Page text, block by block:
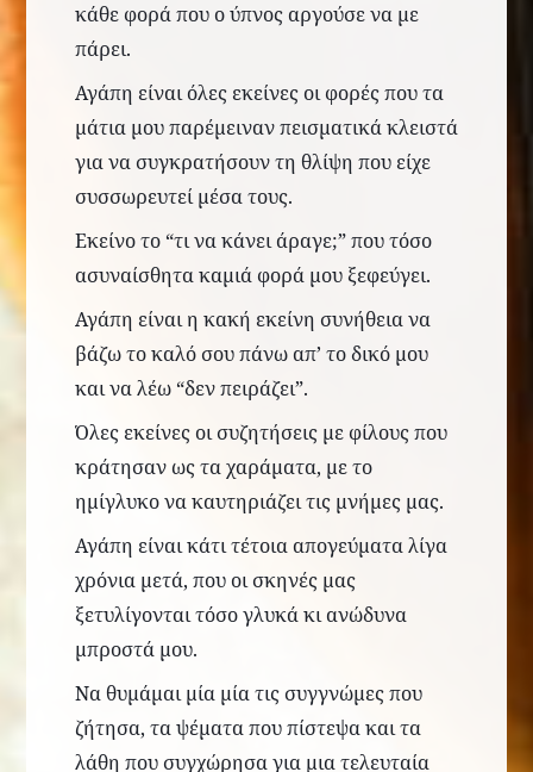
κάθε φορά που ο ύπνοςαργούσενα με
πάρει.
Αγάπη είναι όλες εκείνες οι φορές που τα
μάτια μου παρέμειναν πεισματικά κλειστά
για νασυγκρατήσουν τη θλίψη που είχε
συσσωρευτεί μέσα τους.
Εκείνο το “τι να κάνει άραγε;” που τόσο
ασυναίσθητα καμιά φορά μου ξεφεύγει.
Αγάπη είναι η κακή εκείνη συνήθεια να
βάζω το καλό σου πάνω απ’ το δικό μου
και να λέω “δεν πειράζει”.
Όλες εκείνες οι συζητήσεις με φίλους που
κράτησανως τα χαράματα, με το
ημίγλυκο να καυτηριάζει τις μνήμες μας.
Αγάπη είναι κάτι τέτοια απογεύματα λίγα
χρόνια μετά, που οι σκηνές μας
ξετυλίγονται τόσο γλυκά κι ανώδυνα
μπροστά μου.
Να θυμάμαι μία μία τις συγγνώμες που
ζήτησα, τα ψέματα που πίστεψα καιτα
λάθη που συγχώρησα για μια τελευταία